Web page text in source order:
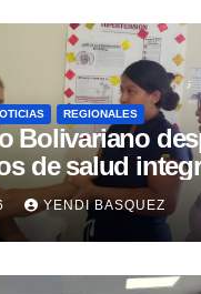
REGIONALES
Bolivariano
de salud
social en los
Sucre y Mario
del
YENDI BASQUEZ